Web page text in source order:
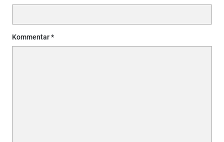
Kommentar